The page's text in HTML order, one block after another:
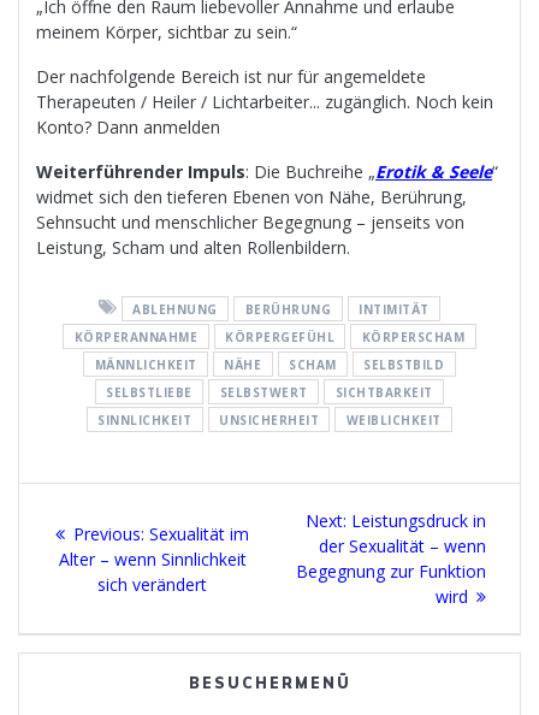
„Ich öffne den Raum liebevoller Annahme und erlaube
meinem Körper, sichtbar zu sein.“
Der nachfolgende Bereich ist nur für angemeldete
Therapeuten / Heiler / Lichtarbeiter... zugänglich. Noch kein
Konto? Dann anmelden
Weiterführender Impuls: Die Buchreihe „Erotik & Seele“
widmet sich den tieferen Ebenen von Nähe, Berührung,
Sehnsucht und menschlicher Begegnung – jenseits von
Leistung, Scham und alten Rollenbildern.
ABLEHNUNG BERÜHRUNG
INTIMITÄT
KÖRPERANNAHME
KÖRPERGEFÜHL
KÖRPERSCHAM
MÄNNLICHKEIT
NÄHE SCHAM
SELBSTBILD
SELBSTLIEBE
SELBSTWERT
SICHTBARKEIT
SINNLICHKEIT
UNSICHERHEIT WEIBLICHKEIT
Beitragsnavigation
Previous: Previous
post:
Sexualität im
Alter – wenn Sinnlichkeit
sich verändert
Next: Next
post:
Leistungsdruck in
der Sexualität – wenn
Begegnung zur Funktion
wird
BESUCHERMENÜ